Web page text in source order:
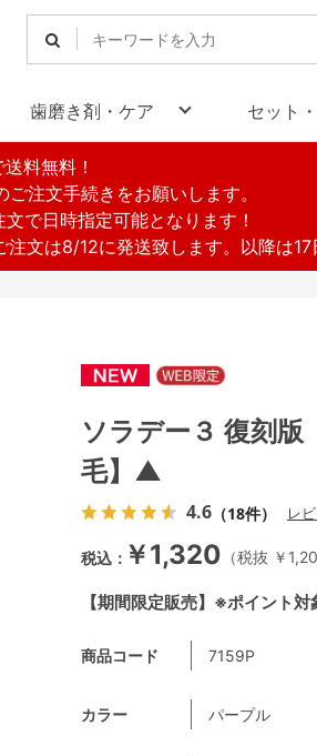
歯磨き剤・ケア セット
料無料！
注文手続きをお願いします。
で日時指定可能となります！
文は8/12に発送致します。以降は17
【期間限定販売】※ポイント対
ソラデー３ 復刻
毛】▲
4.6 （18件） レ
￥1,320 税抜 ￥
商品コード 7159P
カラー パープル